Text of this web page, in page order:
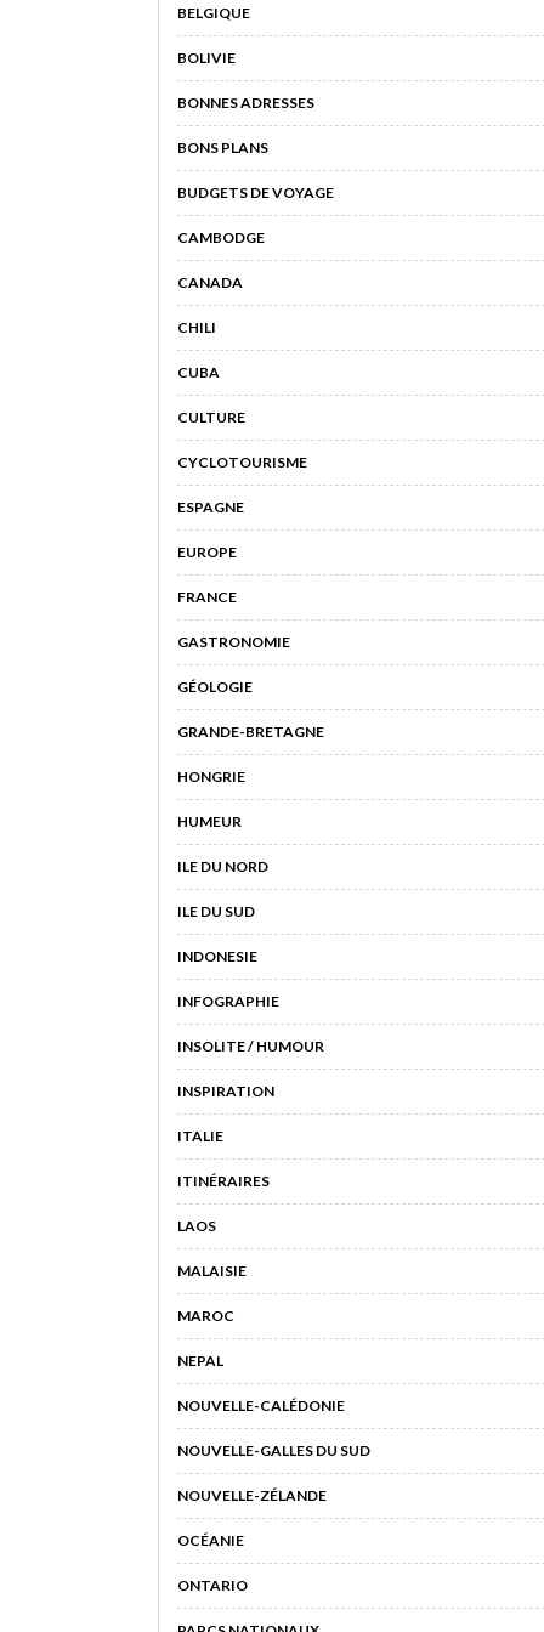
BELGIQUE
BOLIVIE
BONNES ADRESSES
BONS PLANS
BUDGETS DE VOYAGE
CAMBODGE
CANADA
CHILI
CUBA
CULTURE
CYCLOTOURISME
ESPAGNE
EUROPE
FRANCE
GASTRONOMIE
GÉOLOGIE
GRANDE-BRETAGNE
HONGRIE
HUMEUR
ILE DU NORD
ILE DU SUD
INDONESIE
INFOGRAPHIE
INSOLITE / HUMOUR
INSPIRATION
ITALIE
ITINÉRAIRES
LAOS
MALAISIE
MAROC
NEPAL
NOUVELLE-CALÉDONIE
NOUVELLE-GALLES DU SUD
NOUVELLE-ZÉLANDE
OCÉANIE
ONTARIO